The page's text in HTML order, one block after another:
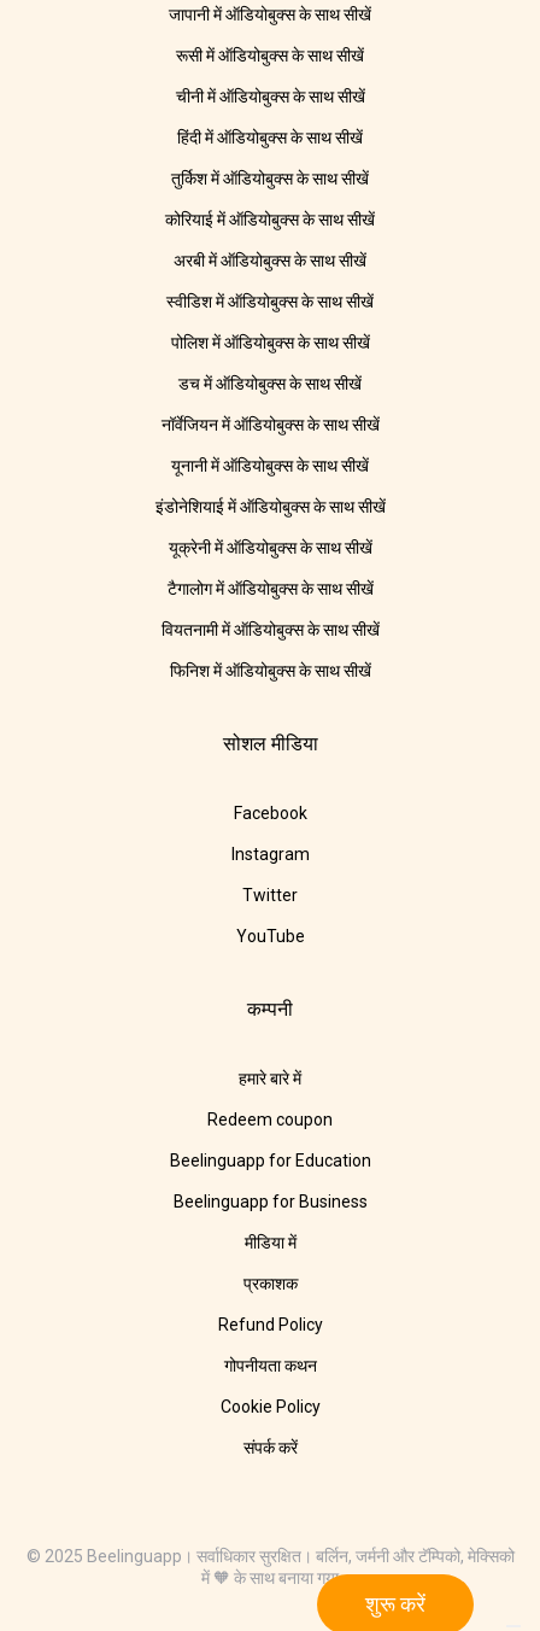
शुरू करें
जापानी में ऑडियोबुक्स के साथ सीखें
रूसी में ऑडियोबुक्स के साथ सीखें
चीनी में ऑडियोबुक्स के साथ सीखें
हिंदी में ऑडियोबुक्स के साथ सीखें
तुर्किश में ऑडियोबुक्स के साथ सीखें
कोरियाई में ऑडियोबुक्स के साथ सीखें
अरबी में ऑडियोबुक्स के साथ सीखें
स्वीडिश में ऑडियोबुक्स के साथ सीखें
पोलिश में ऑडियोबुक्स के साथ सीखें
डच में ऑडियोबुक्स के साथ सीखें
नॉर्वेजियन में ऑडियोबुक्स के साथ सीखें
यूनानी में ऑडियोबुक्स के साथ सीखें
इंडोनेशियाई में ऑडियोबुक्स के साथ सीखें
यूक्रेनी में ऑडियोबुक्स के साथ सीखें
टैगालोग में ऑडियोबुक्स के साथ सीखें
वियतनामी में ऑडियोबुक्स के साथ सीखें
फिनिश में ऑडियोबुक्स के साथ सीखें
सोशल मीडिया
Facebook
Instagram
Twitter
YouTube
कम्पनी
हमारे बारे में
Redeem coupon
Beelinguapp for Education
Beelinguapp for Business
मीडिया में
प्रकाशक
Refund Policy
गोपनीयता कथन
Cookie Policy
संपर्क करें
© 2025 Beelinguapp। सर्वाधिकार सुरक्षित। बर्लिन, जर्मनी और टॅम्पिको, मेक्सिको
में 🧡 के साथ बनाया गया